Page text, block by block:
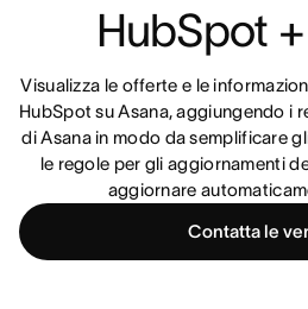
HubSpot
Visualizza le offerte e le
HubSpot su Asana, aggiungendo i
di Asana in modo da semplificare
le regole per gli aggiornamenti
aggiornare
Contatta le